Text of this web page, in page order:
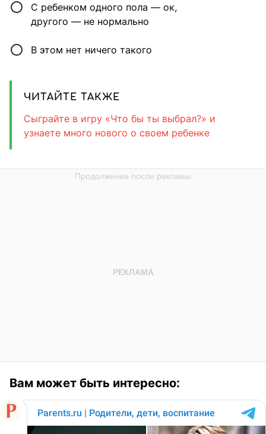
С ребенком одного пола — ок,
другого — не нормально
В этом нет ничего такого
ЧИТАЙТЕ ТАКЖЕ
Сыграйте в игру «Что бы ты выбрал?» и
узнаете много нового о своем ребенке
Вам может быть интересно: